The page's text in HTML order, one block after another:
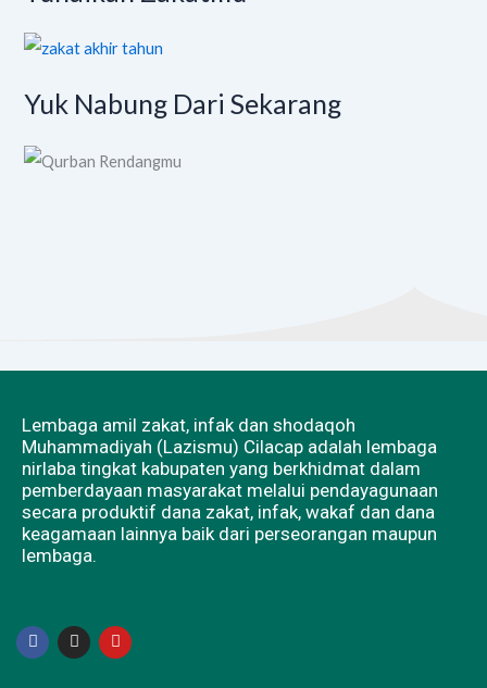
Yuk Nabung Dari Sekarang
Lembaga amil zakat, infak dan shodaqoh
Muhammadiyah (Lazismu) Cilacap adalah lembaga
nirlaba tingkat kabupaten yang berkhidmat dalam
pemberdayaan masyarakat melalui pendayagunaan
secara produktif dana zakat, infak, wakaf dan dana
keagamaan lainnya baik dari perseorangan maupun
lembaga.
F
a
c
I
n
s
Y
o
u